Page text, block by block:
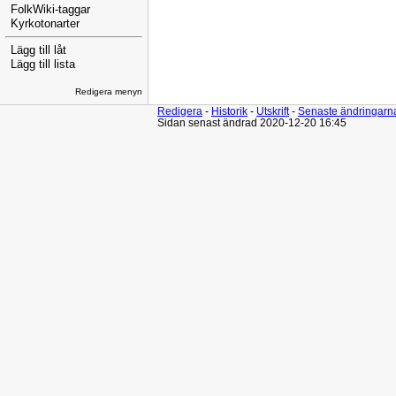
FolkWiki-taggar
Kyrkotonarter
Lägg till låt
Lägg till lista
Redigera menyn
Redigera - Historik - Utskrift- Senaste
Sidan senast ändrad 2020-12-20 16:45